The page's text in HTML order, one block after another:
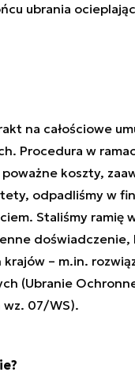
ubrania
na całościowe
Procedura w
poważne koszty,
odpadliśmy w
Staliśmy ramię
– m.in.
(Ubranie
wz. 07/WS).